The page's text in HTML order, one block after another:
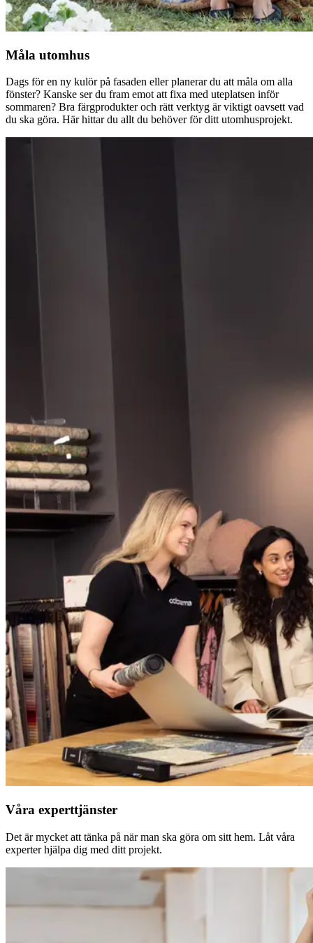
Måla utomhus
Dags för en ny kulör på fasaden eller planerar du att måla om alla
fönster? Kanske ser du fram emot att fixa med uteplatsen inför
sommaren? Bra färgprodukter och rätt verktyg är viktigt oavsett vad
du ska göra. Här hittar du allt du behöver för ditt utomhusprojekt.
Våra experttjänster
Det är mycket att tänka på när man ska göra om sitt hem. Låt våra
experter hjälpa dig med ditt projekt.